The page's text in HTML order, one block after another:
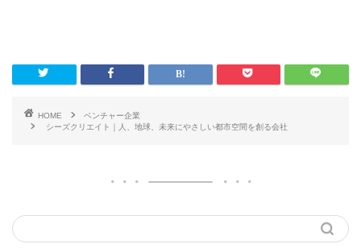
HOME
ベンチャー企業
シーズクリエイト｜人、地球、未来にやさしい都市空間を創る会社